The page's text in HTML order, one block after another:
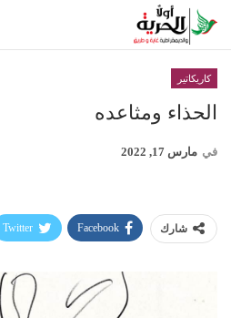
كاريكاتير
الحذاء ومثاعده
في مارس 17, 2022
شارك Facebook
Twitter